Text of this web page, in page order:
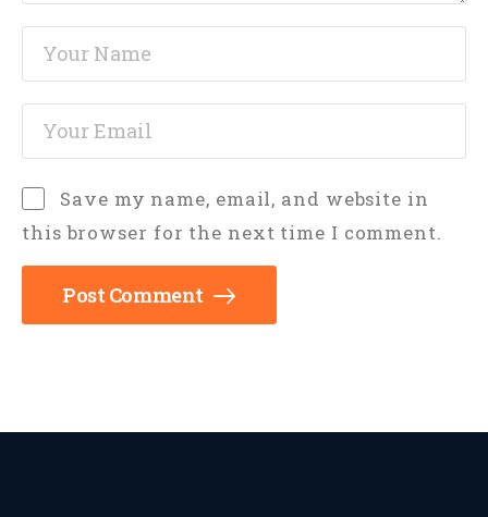
Save my name, email, and website in
this browser for the next time I comment.
Post Comment